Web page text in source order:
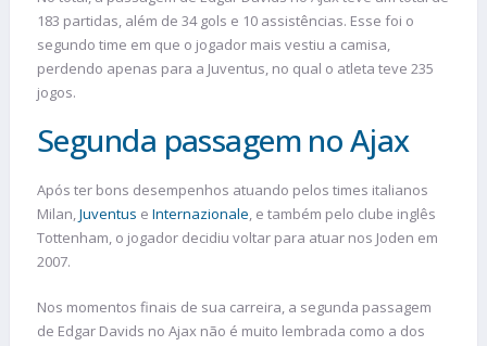
183 partidas, além de 34 gols e 10 assistências. Esse foi o
segundo time em que o jogador mais vestiu a camisa,
perdendo apenas para a Juventus, no qual o atleta teve 235
jogos.
Segunda passagem no Ajax
Após ter bons desempenhos atuando pelos times italianos
Milan,Juventus e Internazionale, e também pelo clube inglês
Tottenham, o jogador decidiu voltar para atuar nos Joden em
2007.
Nos momentos finais de sua carreira, a segunda passagem
de Edgar Davids no Ajax não é muito lembrada como a dos